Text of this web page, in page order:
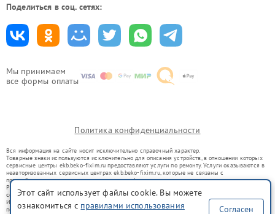
Мы принимаем
все формы оплаты
Поделиться в соц. сетях:
Политика конфиденциальности
Вся информация на сайте носит исключительно справочный характер.
Товарные знаки используются исключительно для описания устройств, в отношении которых
сервисные центры ekb.beko-fixim.ru предоставляют услуги по ремонту. Услуги оказываются в
неавторизованных сервисных центрах ekb.beko-fixim.ru, которые не связаны с
правообладателями товарных знаков или их официальными представителями.
Ремонт осуществляется для устройств, уже введенных в гражданский оборот в соответствии
со статьей 1487 ГК РФ.
Использование товарных знаков не преследует цели индивидуализации услуг или введения
потребителей в заблуждение, а служит для информирования о предоставляемых услугах по
Этот сайт использует файлы cookie. Вы можете
ознакомиться с правилами использования
Согласен